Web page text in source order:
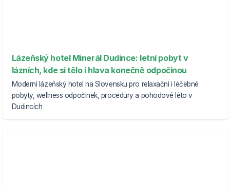
Lázeňský hotel Minerál Dudince: letní pobyt v
lázních, kde si tělo i hlava konečně odpočinou
Moderní lázeňský hotel na Slovensku pro relaxační i léčebné
pobyty, wellness odpočinek, procedury a pohodové léto v
Dudincích